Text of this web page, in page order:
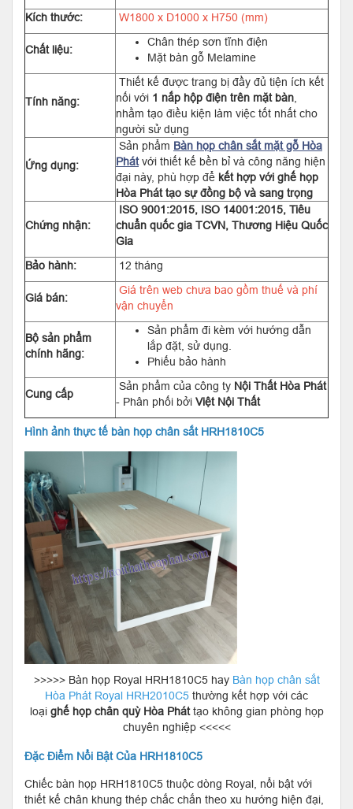
Kích thước:
W1800 x D1000 x H750 (mm)
Chất liệu:
Chân thép sơn tĩnh điện
Mặt bàn gỗ Melamine
Tính năng:
Thiết kế được trang bị đầy đủ tiện ích kết
nối với 1 nắp hộp điện trên mặt bàn
nhằm tạo điều kiện làm việc tốt nhất cho
người sử dụng
Ứng dụng:
Sản phẩm Bàn họp chân sắt mặt gỗ Hòa
Phátvới thiết kế bền bỉ và công năng hiện
đại này, phù hợp để kết hợp với ghế họp
Hòa Phát tạo sự đồng bộ và sang trọng
Chứng nhận:
ISO 9001:2015, ISO 14001:2015, Tiêu
chuẩn quốc gia TCVN, Thương Hiệu Quốc
Gia
Bảo hành:
12 tháng
Giá bán:
Giá trên web chưa bao gồm thuế và phí
vận chuyển
Bộ sản phẩm
chính hãng:
Sản phẩm đi kèm với hướng dẫn
lắp đặt, sử dụng.
Phiếu bảo hành
Cung cấp
Sản phẩm của công ty Nội Thất Hòa Phát
- Phân phối bởi Việt Nội Thất
Hình ảnh thực tế bàn họp chân sắt HRH1810C5
>>>>> Bàn họp Royal HRH1810C5 hay Bàn họp chân sắt
Hòa Phát Royal HRH2010C5 thường kết hợp với các
loại ghế họp chân quỳ Hòa Pháttạo không gian phòng họp
chuyên nghiệp <<<<<
Đặc Điểm Nổi Bật Của HRH1810C5
Chiếc bàn họp HRH1810C5 thuộc dòng Royal, nổi bật với
thiết kế chân khung thép chắc chắn theo xu hướng hiện đại,